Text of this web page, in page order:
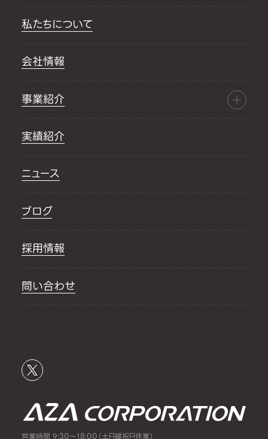
私たちについて
会社情報
事業紹介
実績紹介
ニュース
ブログ
採用情報
問い合わせ
営業時間 9:30～18:00（土日曜祝日休業）